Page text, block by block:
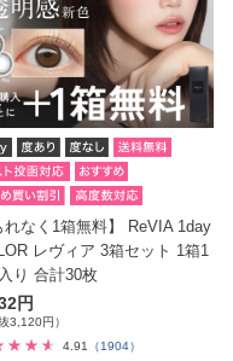
れなく1箱無料】 ReVIA 1day
レヴィア 3箱セット 1箱1
り 合計30枚
円
3,120円）
4.91
（1904）